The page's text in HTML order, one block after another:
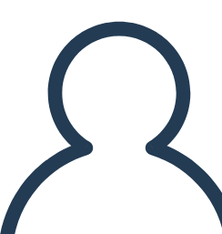
PREZENTACI
PŘEČTI MI